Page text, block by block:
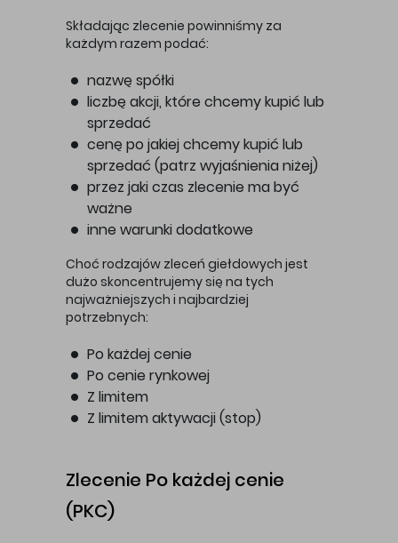
Składając zlecenie powinniśmy za
każdym razem podać:
nazwę spółki
liczbę akcji, które chcemy kupić lub
sprzedać
cenę po jakiej chcemy kupić lub
sprzedać (patrz wyjaśnienia niżej)
przez jaki czas zlecenie ma być
ważne
inne warunki dodatkowe
Choć rodzajów zleceń giełdowych jest
dużo skoncentrujemy się na tych
najważniejszych i najbardziej
potrzebnych:
Po każdej cenie
Po cenie rynkowej
Z limitem
Z limitem aktywacji (stop)
Zlecenie Po każdej cenie
(PKC)